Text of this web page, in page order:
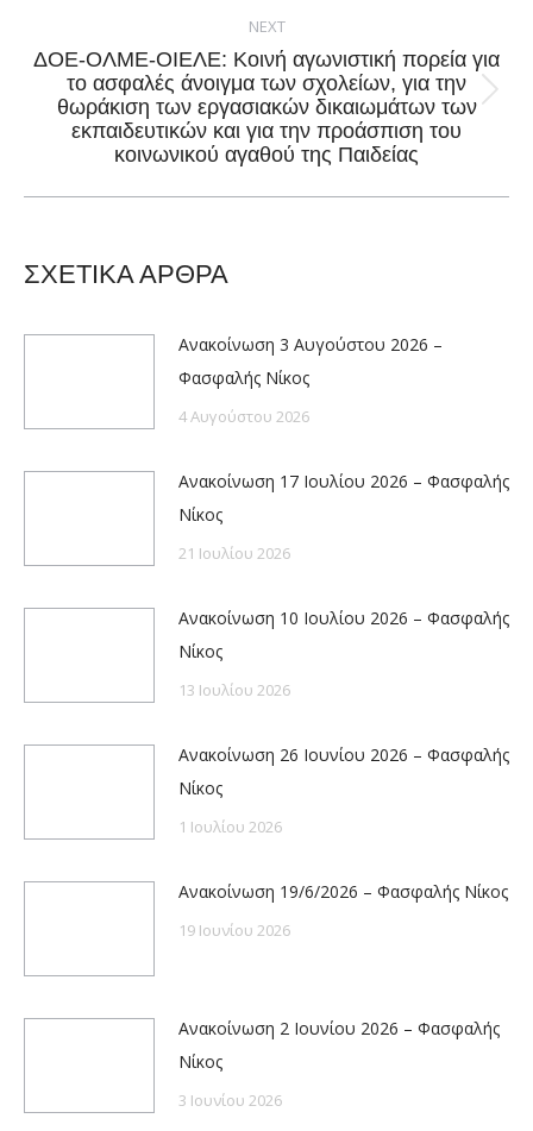
NEXT
Next
post:
ΔΟΕ-ΟΛΜΕ-ΟΙΕΛΕ: Κοινή αγωνιστική πορεία για
το ασφαλές άνοιγμα των σχολείων, για την
θωράκιση των εργασιακών δικαιωμάτων των
εκπαιδευτικών και για την προάσπιση του
κοινωνικού αγαθού της Παιδείας
ΣΧΕΤΙΚΑ ΑΡΘΡΑ
Ανακοίνωση 3 Αυγούστου 2026 –
Φασφαλής Νίκος
4 Αυγούστου 2026
Ανακοίνωση 17 Ιουλίου 2026 – Φασφαλής
Νίκος
21 Ιουλίου 2026
Ανακοίνωση 10 Ιουλίου 2026 – Φασφαλής
Νίκος
13 Ιουλίου 2026
Ανακοίνωση 26 Ιουνίου 2026 – Φασφαλής
Νίκος
1 Ιουλίου 2026
Ανακοίνωση 19/6/2026 – Φασφαλής Νίκος
19 Ιουνίου 2026
Ανακοίνωση 2 Ιουνίου 2026 – Φασφαλής
Νίκος
3 Ιουνίου 2026